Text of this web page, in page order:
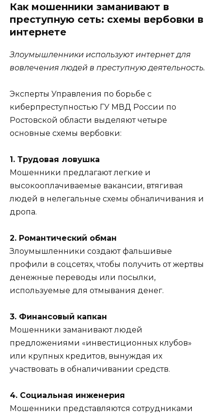
Как мошенники заманивают в
преступную сеть: схемы вербовки в
интернете
Злоумышленники используют интернет для
вовлечения людей в преступную деятельность.
Эксперты Управления по борьбе с
киберпреступностью ГУ МВД России по
Ростовской области выделяют четыре
основные схемы вербовки:
1. Трудовая ловушка
Мошенники предлагают легкие и
высокооплачиваемые вакансии, втягивая
людей в нелегальные схемы обналичивания и
дропа.
2. Романтический обман
Злоумышленники создают фальшивые
профили в соцсетях, чтобы получить от жертвы
денежные переводы или посылки,
используемые для отмывания денег.
3. Финансовый капкан
Мошенники заманивают людей
предложениями «инвестиционных клубов»
или крупных кредитов, вынуждая их
участвовать в обналичивании средств.
4. Социальная инженерия
Мошенники представляются сотрудниками